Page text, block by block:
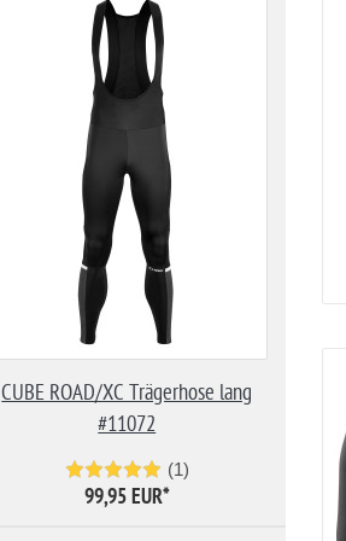
CUBE ROAD/XC Trägerhose lang
#11072
(1)
99,95 EUR*